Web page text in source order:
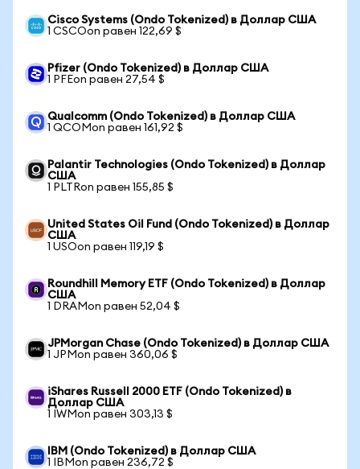
Cisco Systems (Ondo Tokenized) в Доллар США
1 CSCOon равен 122,69 $
Pfizer (Ondo Tokenized) в Доллар США
1 PFEon равен 27,54 $
Qualcomm (Ondo Tokenized) в Доллар США
1 QCOMon равен 161,92 $
Palantir Technologies (Ondo Tokenized) в Доллар
США
1 PLTRon равен 155,85 $
United States Oil Fund (Ondo Tokenized) в Доллар
США
1 USOon равен 119,19 $
Roundhill Memory ETF (Ondo Tokenized) в Доллар
США
1 DRAMon равен 52,04 $
JPMorgan Chase (Ondo Tokenized) в Доллар США
1 JPMon равен 360,06 $
iShares Russell 2000 ETF (Ondo Tokenized) в
Доллар США
1 IWMon равен 303,13 $
IBM (Ondo Tokenized) в Доллар США
1 IBMon равен 236,72 $